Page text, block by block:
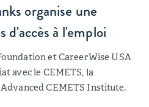
organise une
d'accès à l'emploi
et CareerWise USA
avec le CEMETS, la
CEMETS Institute.